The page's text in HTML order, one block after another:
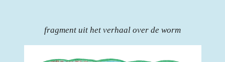
fragment uit het verhaal over de worm